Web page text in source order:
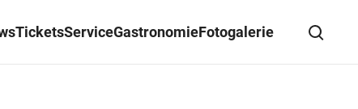
TicketsServiceGastronomieFotogalerie